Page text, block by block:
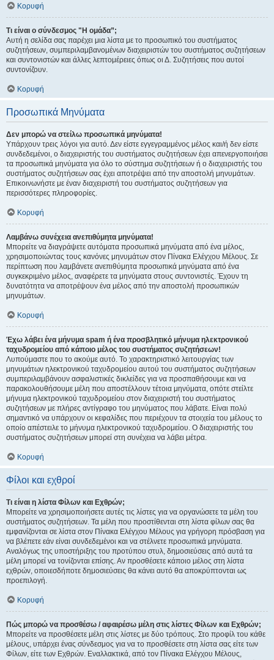
Κορυφή
Τι είναι ο σύνδεσμος "Η ομάδα”;
Αυτή η σελίδα σας παρέχει μια λίστα με το προσωπικό του συστήματος
συζητήσεων, συμπεριλαμβανομένων διαχειριστών του συστήματος συζητήσεων
και συντονιστών και άλλες λεπτομέρειες όπως οι Δ. Συζητήσεις που αυτοί
συντονίζουν.
Κορυφή
Προσωπικά Μηνύματα
Δεν μπορώ να στείλω προσωπικά μηνύματα!
Υπάρχουν τρεις λόγοι για αυτό. Δεν είστε εγγεγραμμένος μέλος και/ή δεν είστε
συνδεδεμένοι, ο διαχειριστής του συστήματος συζητήσεων έχει απενεργοποιήσει
τα προσωπικά μηνύματα για όλο το σύστημα συζητήσεων ή ο διαχειριστής του
συστήματος συζητήσεων σας έχει αποτρέψει από την αποστολή μηνυμάτων.
Επικοινωνήστε με έναν διαχειριστή του συστήματος συζητήσεων για
περισσότερες πληροφορίες.
Κορυφή
Λαμβάνω συνέχεια ανεπιθύμητα μηνύματα!
Μπορείτε να διαγράψετε αυτόματα προσωπικά μηνύματα από ένα μέλος,
χρησιμοποιώντας τους κανόνες μηνυμάτων στον Πίνακα Ελέγχου Μέλους. Σε
περίπτωση που λαμβάνετε ανεπιθύμητα προσωπικά μηνύματα από ένα
συγκεκριμένο μέλος, αναφέρετε τα μηνύματα στους συντονιστές. Έχουν τη
δυνατότητα να αποτρέψουν ένα μέλος από την αποστολή προσωπικών
μηνυμάτων.
Κορυφή
Έχω λάβει ένα μήνυμα spam ή ένα προσβλητικό μήνυμα ηλεκτρονικού
ταχυδρομείου από κάποιο μέλος του συστήματος συζητήσεων!
Λυπούμαστε που το ακούμε αυτό. Το χαρακτηριστικό λειτουργίας των
μηνυμάτων ηλεκτρονικού ταχυδρομείου αυτού του συστήματος συζητήσεων
συμπεριλαμβάνουν ασφαλιστικές δικλείδες για να προσπαθήσουμε και να
παρακολουθήσουμε μέλη που αποστέλλουν τέτοια μηνύματα, οπότε στείλτε
μήνυμα ηλεκτρονικού ταχυδρομείου στον διαχειριστή του συστήματος
συζητήσεων με πλήρες αντίγραφο του μηνύματος που λάβατε. Είναι πολύ
σημαντικό να υπάρχουν οι κεφαλίδες που περιέχουν τα στοιχεία του μέλους το
οποίο απέστειλε το μήνυμα ηλεκτρονικού ταχυδρομείου. Ο διαχειριστής του
συστήματος συζητήσεων μπορεί στη συνέχεια να λάβει μέτρα.
Κορυφή
Φίλοι και εχθροί
Τι είναι η λίστα Φίλων και Εχθρών;
Μπορείτε να χρησιμοποιήσετε αυτές τις λίστες για να οργανώσετε τα μέλη του
συστήματος συζητήσεων. Τα μέλη που προστίθενται στη λίστα φίλων σας θα
εμφανίζονται σε λίστα στον Πίνακα Ελέγχου Μέλους για γρήγορη πρόσβαση για
να βλέπετε εάν είναι συνδεδεμένοι και να στέλνετε προσωπικά μηνύματα.
Αναλόγως της υποστήριξης του προτύπου στυλ, δημοσιεύσεις από αυτά τα
μέλη μπορεί να τονίζονται επίσης. Αν προσθέσετε κάποιο μέλος στη λίστα
εχθρών, οποιεσδήποτε δημοσιεύσεις θα κάνει αυτό θα αποκρύπτονται ως
προεπιλογή.
Κορυφή
Πώς μπορώ να προσθέσω / αφαιρέσω μέλη στις λίστες Φίλων και Εχθρών;
Μπορείτε να προσθέσετε μέλη στις λίστες με δύο τρόπους. Στο προφίλ του κάθε
μέλους, υπάρχει ένας σύνδεσμος για να το προσθέσετε στη λίστα σας είτε των
Φίλων, είτε των Εχθρών. Εναλλακτικά, από τον Πίνακα Ελέγχου Μέλους,